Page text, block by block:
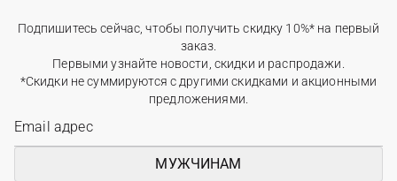
Подпишитесь сейчас, чтобы получить скидку 10%* на первый
заказ.
Первыми узнайте новости, скидки и распродажи.
*Скидки не суммируются с другими скидками и акционными
предложениями.
МУЖЧИНАМ